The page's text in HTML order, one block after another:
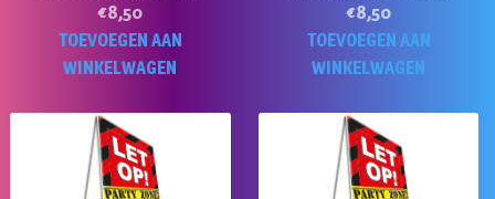
€8,50
TOEVOEGEN AAN
WINKELWAGEN
€8,50
TOEVOEGEN AAN
WINKELWAGEN